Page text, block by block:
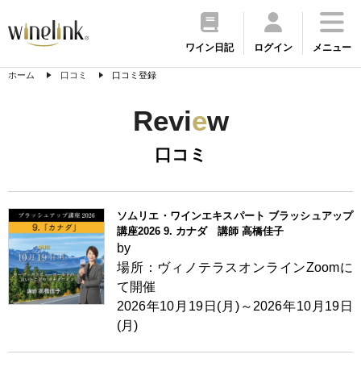
ワイン日記 ログイン メニュー
ホーム 口コミ 口コミ登録
Review
口コミ
ソムリエ・ワインエキスパート ブラッシュアップ
講座2026 9. カナダ 講師 高橋佳子
by
場所：ヴィノテラスオンラインZoomに
て開催
2026年10月19日(月)～2026年10月19日
(月)